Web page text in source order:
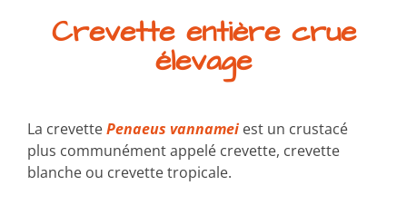
Crevette entière crue
élevage
La crevettePenaeus vannamei est un crustacé
plus communément appelé crevette, crevette
blanche ou crevette tropicale.